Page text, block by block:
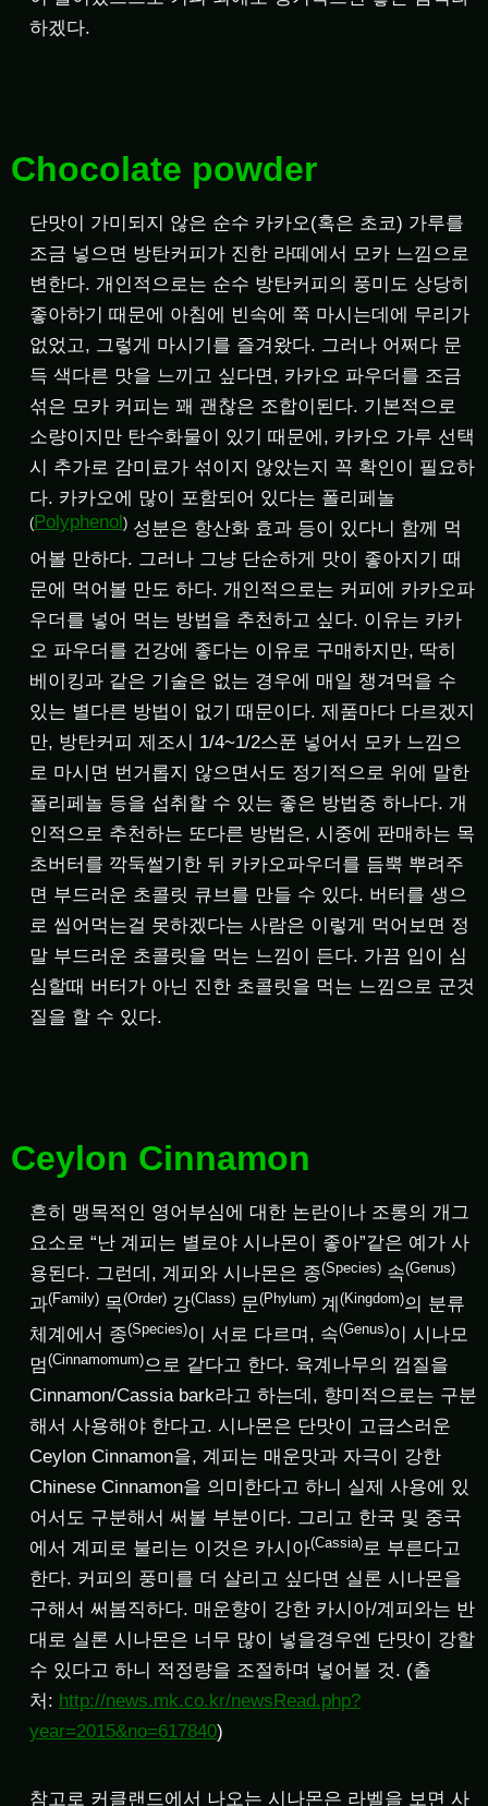
하겠다.
Chocolate powder
단맛이 가미되지 않은 순수 카카오(혹은 초코) 가루를
조금 넣으면 방탄커피가 진한 라떼에서 모카 느낌으로
변한다. 개인적으로는 순수 방탄커피의 풍미도 상당히
좋아하기 때문에 아침에 빈속에 쭉 마시는데에 무리가
없었고, 그렇게 마시기를 즐겨왔다. 그러나 어쩌다 문
득 색다른 맛을 느끼고 싶다면, 카카오 파우더를 조금
섞은 모카 커피는 꽤 괜찮은 조합이된다. 기본적으로
소량이지만 탄수화물이 있기 때문에, 카카오 가루 선택
시 추가로 감미료가 섞이지 않았는지 꼭 확인이 필요하
다. 카카오에 많이 포함되어 있다는 폴리페놀
(Polyphenol) 성분은 항산화 효과 등이 있다니 함께 먹
어볼 만하다. 그러나 그냥 단순하게 맛이 좋아지기 때
문에 먹어볼 만도 하다. 개인적으로는 커피에 카카오파
우더를 넣어 먹는 방법을 추천하고 싶다. 이유는 카카
오 파우더를 건강에 좋다는 이유로 구매하지만, 딱히
베이킹과 같은 기술은 없는 경우에 매일 챙겨먹을 수
있는 별다른 방법이 없기 때문이다. 제품마다 다르겠지
만, 방탄커피 제조시 1/4~1/2스푼 넣어서 모카 느낌으
로 마시면 번거롭지 않으면서도 정기적으로 위에 말한
폴리페놀 등을 섭취할 수 있는 좋은 방법중 하나다. 개
인적으로 추천하는 또다른 방법은, 시중에 판매하는 목
초버터를 깍둑썰기한 뒤 카카오파우더를 듬뿍 뿌려주
면 부드러운 초콜릿 큐브를 만들 수 있다. 버터를 생으
로 씹어먹는걸 못하겠다는 사람은 이렇게 먹어보면 정
말 부드러운 초콜릿을 먹는 느낌이 든다. 가끔 입이 심
심할때 버터가 아닌 진한 초콜릿을 먹는 느낌으로 군것
질을 할 수 있다.
Ceylon Cinnamon
흔히 맹목적인 영어부심에 대한 논란이나 조롱의 개그
요소로 “난 계피는 별로야 시나몬이 좋아”같은 예가 사
용된다. 그런데, 계피와 시나몬은 종(Species) 속(Genus)
과(Family) 목(Order) 강(Class) 문(Phylum) 계 (Kingdom)의 분류
체계에서 종(Species)이 서로 다르며, 속(Genus)이 시나모
멈(Cinnamomum)으로 같다고 한다. 육계나무의 껍질을
Cinnamon/Cassia bark라고 하는데, 향미적으로는 구분
해서 사용해야 한다고. 시나몬은 단맛이 고급스러운
Ceylon Cinnamon을, 계피는 매운맛과 자극이 강한
Chinese Cinnamon을 의미한다고 하니 실제 사용에 있
어서도 구분해서 써볼 부분이다. 그리고 한국 및 중국
에서 계피로 불리는 이것은 카시아(Cassia)로 부른다고
한다. 커피의 풍미를 더 살리고 싶다면 실론 시나몬을
구해서 써봄직하다. 매운향이 강한 카시아/계피와는 반
대로 실론 시나몬은 너무 많이 넣을경우엔 단맛이 강할
수 있다고 하니 적정량을 조절하며 넣어볼 것. (출
처: http://news.mk.co.kr/newsRead.php?
year=2015&no=617840)
참고로 커클랜드에서 나오는 시나몬은 라벨을 보면 사